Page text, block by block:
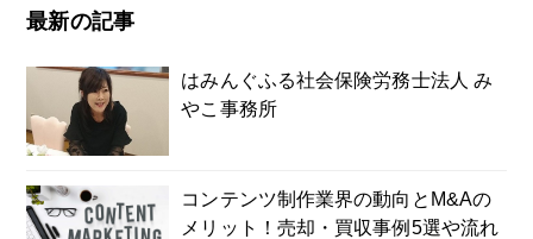
最新の記事
はみんぐふる社会保険労務士法人 み
やこ事務所
コンテンツ制作業界の動向とM&Aの
メリット！売却・買収事例5選や流れ